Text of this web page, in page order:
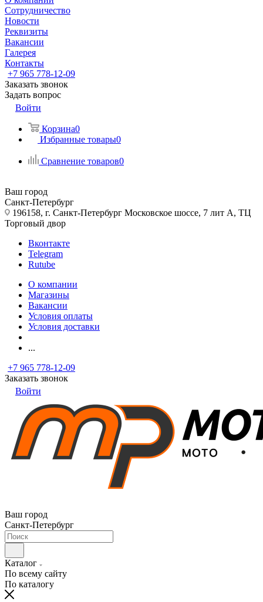
Сотрудничество
Новости
Реквизиты
Вакансии
Галерея
Контакты
+7 965 778-12-09
Заказать звонок
Задать вопрос
Войти
Корзина0
Избранные товары0
Сравнение товаров0
Ваш город
Санкт-Петербург
196158, г. Санкт-Петербург Московское шоссе, 7 лит А, ТЦ
Торговый двор
Вконтакте
Telegram
Rutube
О компании
Магазины
Вакансии
Условия оплаты
Условия доставки
...
+7 965 778-12-09
Заказать звонок
Войти
Ваш город
Санкт-Петербург
Каталог
По всему сайту
По каталогу